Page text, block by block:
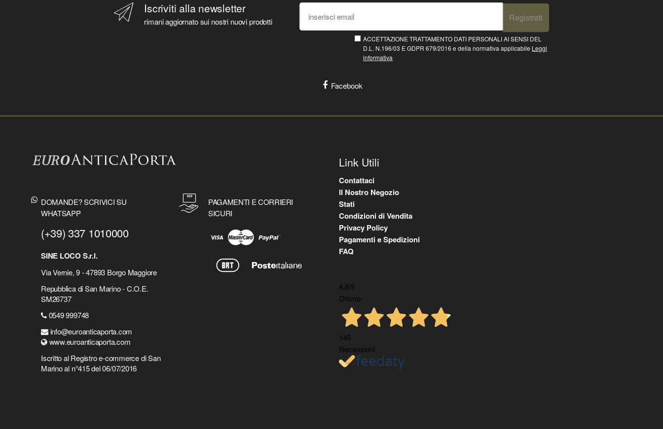
Iscriviti alla newsletter
rimani aggiornato sui nostri nuovi prodotti Registrati
ACCETTAZIONE TRATTAMENTO DATI PERSONALI AI SENSI DEL
D.L. N.196/03 E GDPR 679/2016 e della normativa applicabile Leggi
informativa
Facebook
DOMANDE? SCRIVICI SU
WHATSAPP
(+39) 337 1010000
SINE LOCO S.r.l.
Via Vernie, 9 - 47893 Borgo Maggiore
Repubblica di San Marino - C.O.E.
SM26737
0549 999748
info@euroanticaporta.com
www.euroanticaporta.com
Iscritto al Registro e-commerce di San
Marino al n°415 del 06/07/2016
PAGAMENTI E CORRIERI
SICURI
Link Utili
Contattaci
Il Nostro Negozio
Stati
Condizioni di Vendita
Privacy Policy
Pagamenti e Spedizioni
FAQ
4,8/5
Ottimo
145
Recensioni